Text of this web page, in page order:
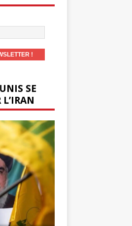
SE